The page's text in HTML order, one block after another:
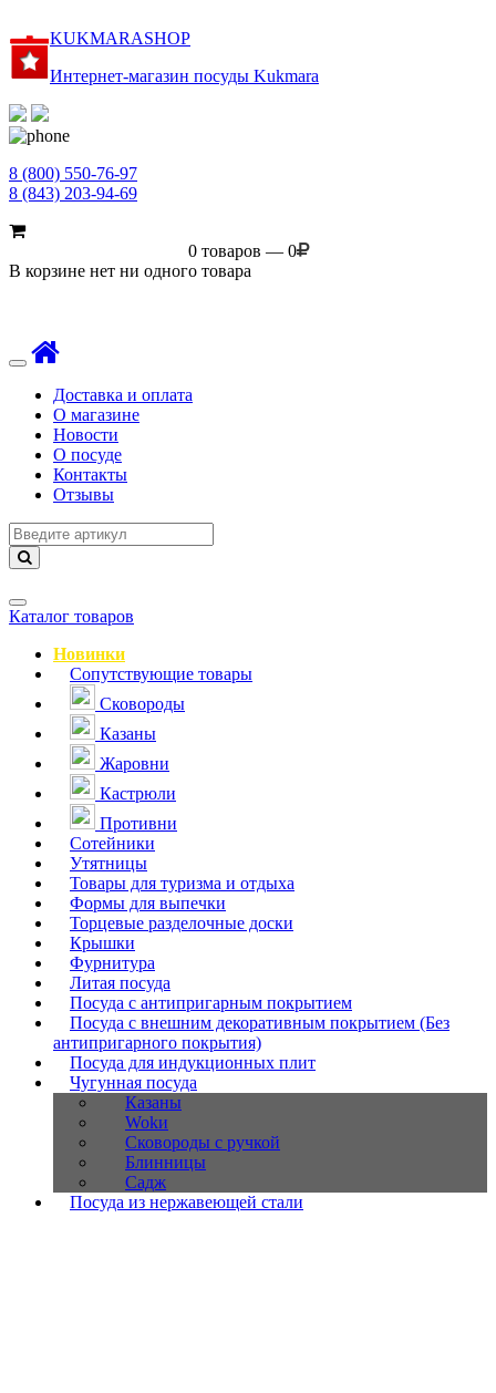
KUKMARASHOP
Интернет-магазин посуды Kukmara
8 (800) 550-76-97
8 (843) 203-94-69
0 товаров — 0
В корзине нет ни одного товара
Toggle
navigationДоставка и оплата
О магазине
Новости
О посуде
Контакты
Отзывы
Навигация
Каталог товаров
Новинки
Сопутствующие товары
Сковороды
Казаны
Жаровни
Кастрюли
Противни
Сотейники
Утятницы
Товары для туризма и отдыха
Формы для выпечки
Торцевые разделочные доски
Крышки
Фурнитура
Литая посуда
Посуда с антипригарным покрытием
Посуда с внешним декоративным покрытием (Без
антипригарного покрытия)
Посуда для индукционных плит
Чугунная посуда
Казаны
Wokи
Сковороды с ручкой
Блинницы
Садж
Посуда из нержавеющей стали